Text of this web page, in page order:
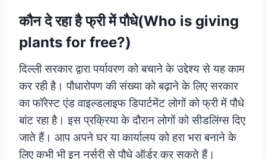
कौन दे रहा है फ्री में पौधे(Who is giving
plants for free?)
दिल्ली सरकार द्वारा पर्यावरण को बचाने के उद्देश्य से यह काम
कर रही है। पौधारोपण की संख्या को बढ़ाने के लिए सरकार
का फॉरेस्ट एंड वाइल्डलाइफ डिपार्टमेंट लोगों को फ्री में पौधे
बांट रहा है। इस प्रक्रिया के दौरान लोगों को सीडलिंग्स दिए
जाते हैं। आप अपने घर या कार्यालय को हरा भरा बनाने के
लिए कभी भी इन नर्सरी से पौधे ऑर्डर कर सकते हैं।